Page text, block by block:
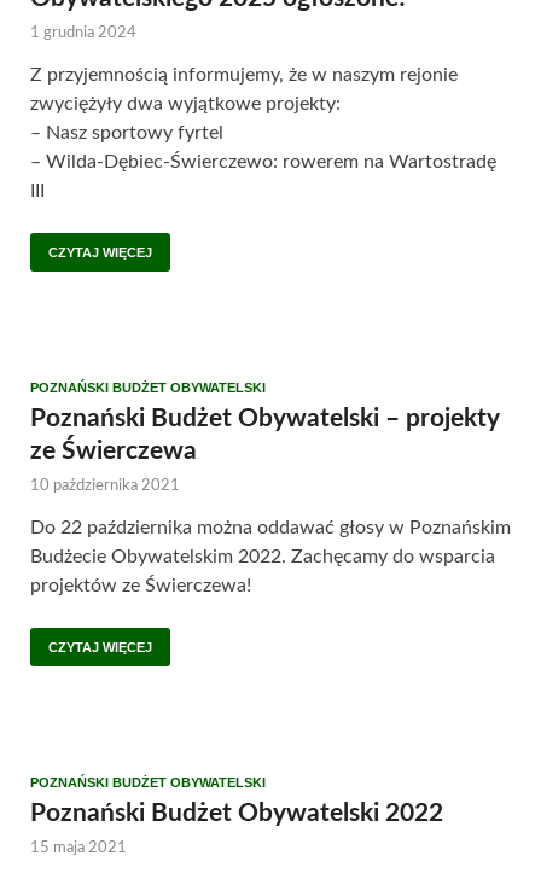
1 grudnia 2024
Z przyjemnością informujemy, że w naszym rejonie
zwyciężyły dwa wyjątkowe projekty:
– Nasz sportowy fyrtel
– Wilda-Dębiec-Świerczewo: rowerem na Wartostradę
CZYTAJ WIĘCEJ
POZNAŃSKI BUDŻET OBYWATELSKI
Poznański Budżet Obywatelski – projekty
ze Świerczewa
10 października 2021
Do 22 października można oddawać głosy w Poznańskim
Budżecie Obywatelskim 2022. Zachęcamy do wsparcia
projektów ze Świerczewa!
CZYTAJ WIĘCEJ
POZNAŃSKI BUDŻET OBYWATELSKI
Poznański Budżet Obywatelski 2022
15 maja 2021